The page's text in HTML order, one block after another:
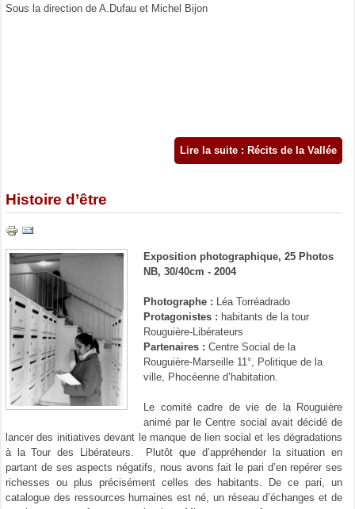
Sous la direction de A.Dufau et Michel Bijon
Lire la suite : Récits de la Vallée
Histoire d’être
Exposition photographique, 25 Photos
NB, 30/40cm - 2004
Photographe :
Léa Torréadrado
Protagonistes : habitants de la tour
Rouguière-Libérateurs
Partenaires : Centre Social de la
Rouguière-Marseille 11°, Politique de la
ville, Phocéenne d’habitation.
Le comité cadre de vie de la Rouguière
animé par le Centre social avait décidé de
lancer des initiatives devant le manque de lien social et les dégradations
à la Tour des Libérateurs. Plutôt que d’appréhender la situation en
partant de ses aspects négatifs, nous avons fait le pari d’en repérer ses
richesses ou plus précisément celles des habitants. De ce pari, un
catalogue des ressources humaines est né, un réseau d’échanges et de